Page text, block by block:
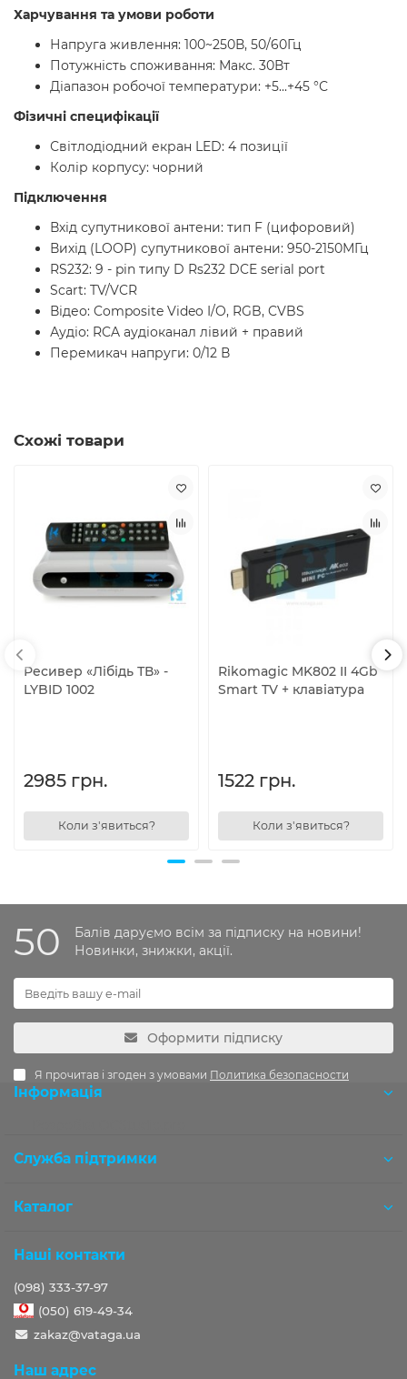
Харчування та умови роботи
Напруга живлення: 100~250В, 50/60Гц
Потужність споживання: Макс. 30Вт
Діапазон робочої температури: +5...+45 °С
Фізичні специфікації
Світлодіодний екран LED: 4 позиції
Колір корпусу: чорний
Підключення
Вхід супутникової антени: тип F (цифоровий)
Вихід (LOOP) супутникової антени: 950-2150МГц
RS232: 9 - pin типу D Rs232 DCE serial port
Scart: TV/VCR
Відео: Composite Video I/O, RGB, CVBS
Аудіо: RCA аудіоканал лівий + правий
Перемикач напруги: 0/12 В
Схожі товари
Ресивер «Лібідь ТВ» -
LYBID 1002
2985 грн.
Коли з'явиться?
Rikomagic MK802 II 4Gb
Smart TV + клавіатура
1522 грн.
Коли з'явиться?
50
Балів даруємо всім за підписку на новини!
Новинки, знижки, акції.
Оформити підписку
Я прочитав і згоден з умовами Политика безопасности
Інформація
Служба підтримки
Каталог
Наші контакти
(098) 333-37-97
(050) 619-49-34
zakaz@vataga.ua
Наш адрес